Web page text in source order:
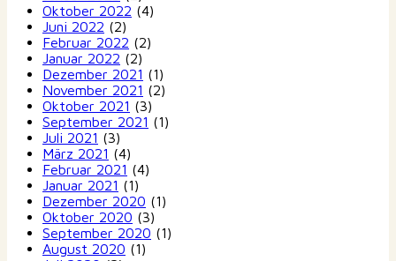
Oktober 2022 (4)
Juni 2022 (2)
Februar 2022 (2)
Januar 2022 (2)
Dezember 2021 (1)
November 2021 (2)
Oktober 2021 (3)
September 2021 (1)
Juli 2021 (3)
März 2021 (4)
Februar 2021 (4)
Januar 2021 (1)
Dezember 2020 (1)
Oktober 2020 (3)
September 2020 (1)
August 2020 (1)